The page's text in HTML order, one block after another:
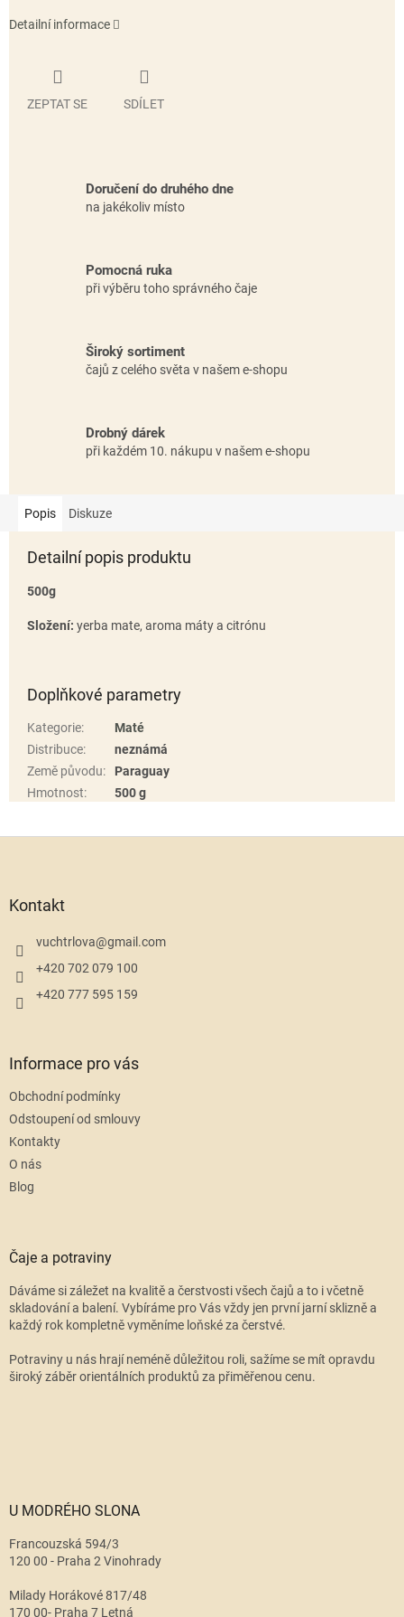
Detailní informace
ZEPTAT SE SDÍLET
Doručení do druhého dne
na jakékoliv místo
Pomocná ruka
při výběru toho správného čaje
Široký sortiment
čajů z celého světa v našem e-shopu
Drobný dárek
při každém 10. nákupu v našem e-shopu
Popis Diskuze
Detailní popis produktu
500g
Složení: yerba mate, aroma máty a citrónu
Doplňkové parametry
Kategorie:
Maté
Distribuce:
neznámá
Země původu:
Paraguay
Hmotnost: 500 g
Kontakt
vuchtrlova@gmail.com
+420 702 079 100
+420 777 595 159
Informace pro vás
Obchodní podmínky
Odstoupení od smlouvy
Kontakty
O nás
Blog
Čaje a potraviny
Dáváme si záležet na kvalitě a čerstvosti všech čajů a to i včetně
skladování a balení. Vybíráme pro Vás vždy jen první jarní sklizně a
každý rok kompletně vyměníme loňské za čerstvé.
Potraviny u nás hrají neméně důležitou roli, sažíme se mít opravdu
široký záběr orientálních produktů za přiměřenou cenu.
U MODRÉHO SLONA
Francouzská 594/3
120 00 - Praha 2 Vinohrady
Milady Horákové 817/48
170 00- Praha 7 Letná